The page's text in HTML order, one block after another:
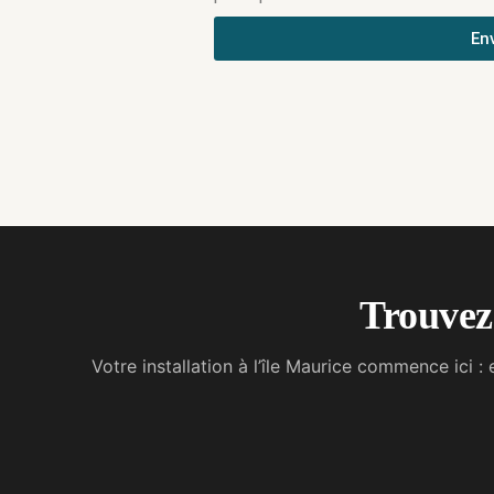
Votre installation à l’île Maurice commence ici